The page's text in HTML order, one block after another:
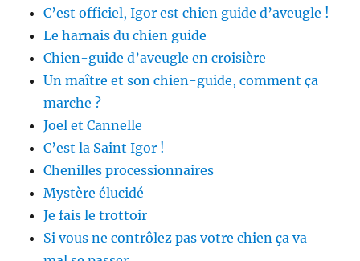
C’est officiel, Igor est chien guide d’aveugle !
Le harnais du chien guide
Chien-guide d’aveugle en croisière
Un maître et son chien-guide, comment ça
marche ?
Joel et Cannelle
C’est la Saint Igor !
Chenilles processionnaires
Mystère élucidé
Je fais le trottoir
Si vous ne contrôlez pas votre chien ça va